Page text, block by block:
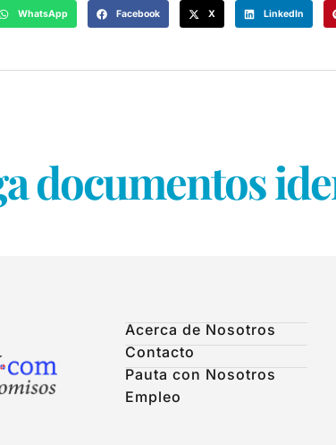
WhatsApp Facebook X LinkedIn
documentos
Acerca de Nosotros
Contacto
Pauta con Nosotros
Empleo